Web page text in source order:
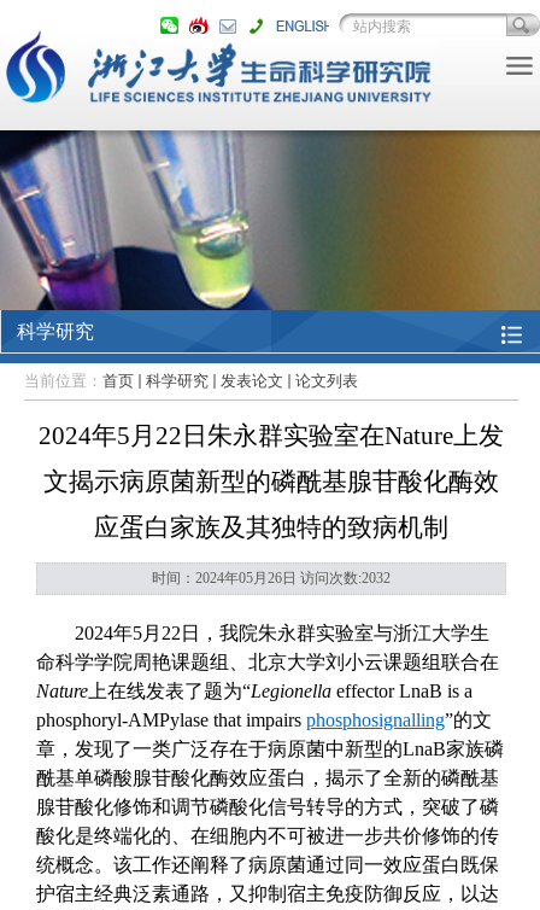
科学研究
当前位置： 首页 科学研究 发表论文 论文列表
2024年5月22日朱永群实验室在Nature上发
文揭示病原菌新型的磷酰基腺苷酸化酶效
应蛋白家族及其独特的致病机制
时间：2024年05月26日 访问次数:2032
2024年5月 22 日， 我院朱永群实验室与浙江大学生
命科学学院周艳课题组
北京大学刘小云课题组联合在
Nature 上在线发表了题为“Legionella effector LnaB is a
phosphoryl-AMPylase that impairs phosphosignalling”的文
章，发现了一类广泛存在于病原菌中新型的LnaB家族磷
酰基单磷酸腺苷酸化酶效应蛋白 ，揭示了全新的磷酰基
腺苷酸化修饰和调节磷酸化信号转导的方式，突破了磷
酸化是终端化的、在细胞内不可被进一步共价修饰的传
统概念。该工作还阐释了病原菌通过同一效应蛋白既保
护宿主经典泛素通路， 又 抑制宿主免疫防御反应，以达